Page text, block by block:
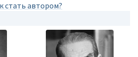
стать автором?